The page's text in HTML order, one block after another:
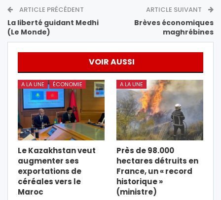
ARTICLE PRÉCÉDENT
La liberté guidant Medhi
(Le Monde)
ARTICLE SUIVANT
Brèves économiques
maghrébines
VOIR AUSSI
A LA UNE ÉCONOMIE
Le Kazakhstan veut
augmenter ses
exportations de
céréales vers le
Maroc
A LA UNE
Près de 98.000
hectares détruits en
France, un « record
historique »
(ministre)